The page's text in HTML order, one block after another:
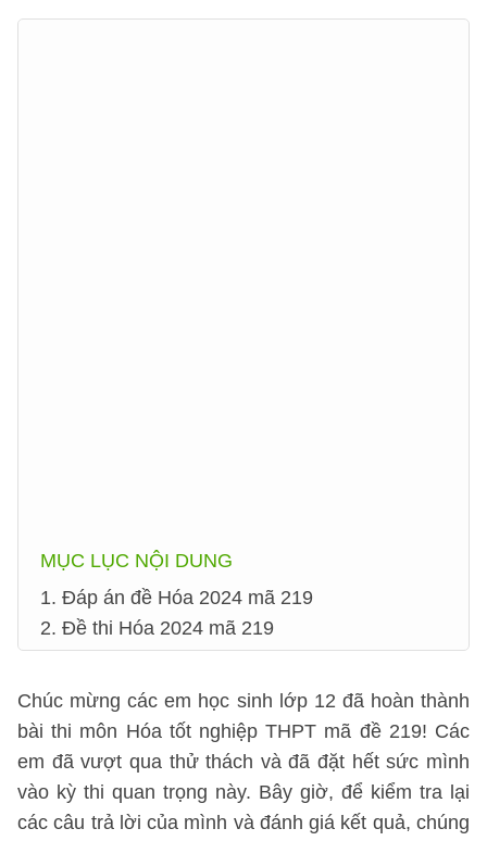
MỤC LỤC NỘI DUNG
1. Đáp án đề Hóa 2024 mã 219
2. Đề thi Hóa 2024 mã 219
Chúc mừng các em học sinh lớp 12 đã hoàn thành
bài thi môn Hóa tốt nghiệp THPT mã đề 219! Các
em đã vượt qua thử thách và đã đặt hết sức mình
vào kỳ thi quan trọng này. Bây giờ, để kiểm tra lại
các câu trả lời của mình và đánh giá kết quả, chúng